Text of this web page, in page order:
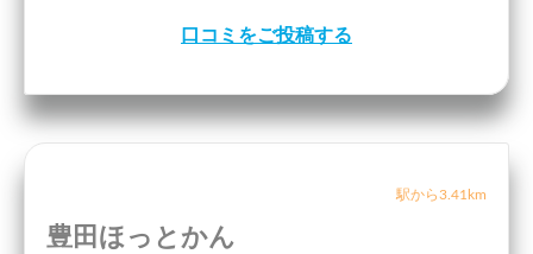
口コミをご投稿する
駅から3.41km
豊田ほっとかん